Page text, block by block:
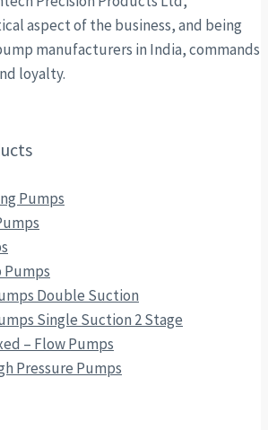
aspect of the business, and being
manufacturers in India, commands
loyalty.
Pumps
Double Suction
Single Suction 2 Stage
– Flow Pumps
Pressure Pumps